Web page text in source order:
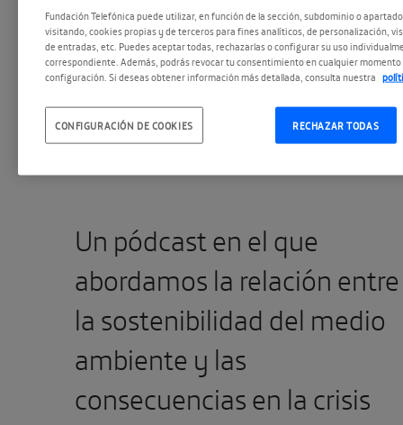
SEGUIR
Un pódcast en el que
abordamos la relación entre
la sostenibilidad del medio
ambiente y las
consecuencias en la crisis
Fundación Telefónica puede utilizar, en función de la sección, subdominio o
visitando, cookies propias y de terceros para fines analíticos, de personalización,
de entradas, etc. Puedes aceptar todas, rechazarlas o configurar su uso
correspondiente. Además, podrás revocar tu consentimiento en cualquier momento
configuración. Si deseas obtener información más detallada, consulta nuestra
RECHAZAR TODAS
CONFIGURACIÓN DE COOKIES